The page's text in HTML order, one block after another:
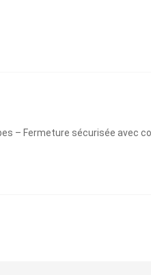
– Fermeture sécurisée avec